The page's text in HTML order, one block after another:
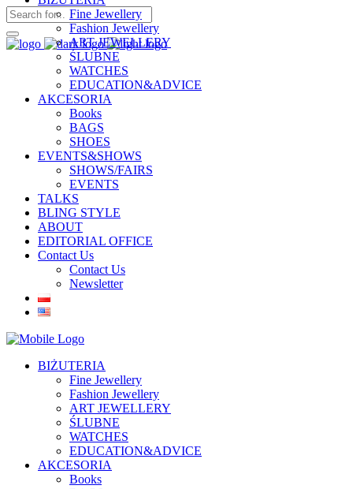
Fine Jewellery
Fashion Jewellery
ART JEWELLERY
ŚLUBNE
WATCHES
EDUCATION&ADVICE
AKCESORIA
Books
BAGS
SHOES
EVENTS&SHOWS
SHOWS/FAIRS
EVENTS
TALKS
BLING STYLE
ABOUT
EDITORIAL OFFICE
Contact Us
Contact Us
Newsletter
BIŻUTERIA
Fine Jewellery
Fashion Jewellery
ART JEWELLERY
ŚLUBNE
WATCHES
EDUCATION&ADVICE
AKCESORIA
Books